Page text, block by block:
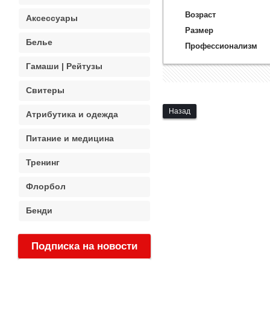
Возраст
Размер
Профессионализм
Назад
Аксессуары
Белье
Гамаши | Рейтузы
Свитеры
Атрибутика и одежда
Питание и медицина
Тренинг
Флорбол
Бенди
Подписка на новости